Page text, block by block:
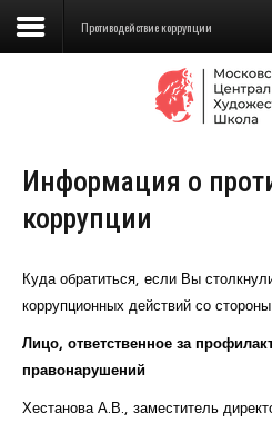
Сведения об образовательной
Школа
Училище
Детская Художественная школа
Подготовка
Образование
Противодействие коррупции
Информация о
коррупции
Куда обратиться, если Вы
коррупционных действий со
Лицо, ответственное за
правонарушений
Хестанова А.В., заместитель